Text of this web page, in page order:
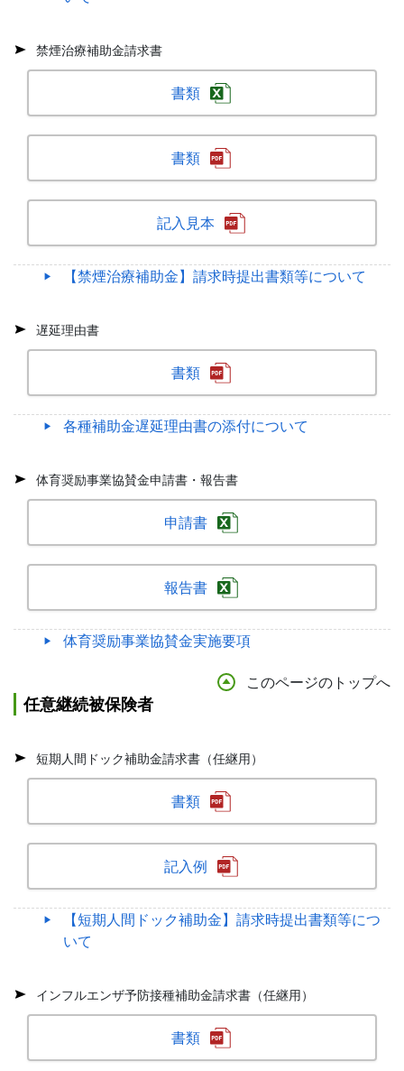
禁煙治療補助金請求書
書類
書類
記入見本
【禁煙治療補助金】請求時提出書類等について
遅延理由書
書類
各種補助金遅延理由書の添付について
体育奨励事業協賛金申請書・報告書
申請書
報告書
体育奨励事業協賛金実施要項
このページのトップへ
任意継続被保険者
短期人間ドック補助金請求書（任継用）
書類
記入例
【短期人間ドック補助金】請求時提出書類等につ
いて
インフルエンザ予防接種補助金請求書（任継用）
書類